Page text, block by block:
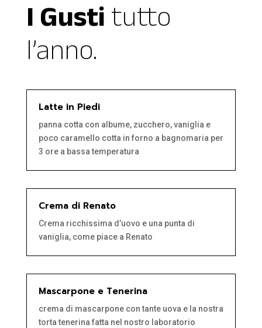
I Gusti tutto
l’anno.
Latte in Piedi
panna cotta con albume, zucchero, vaniglia e
poco caramello cotta in forno a bagnomaria per
3 ore a bassa temperatura
Crema di Renato
Crema ricchissima d’uovo e una punta di
vaniglia, come piace a Renato
Mascarpone e Tenerina
crema di mascarpone con tante uova e la nostra
torta tenerina fatta nel nostro laboratorio